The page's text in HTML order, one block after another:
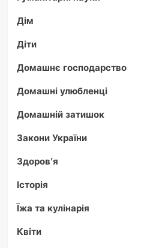
Дім
Діти
Домашнє господарство
Домашні улюбленці
Домашній затишок
Закони України
Здоров'я
Історія
Їжа та кулінарія
Квіти